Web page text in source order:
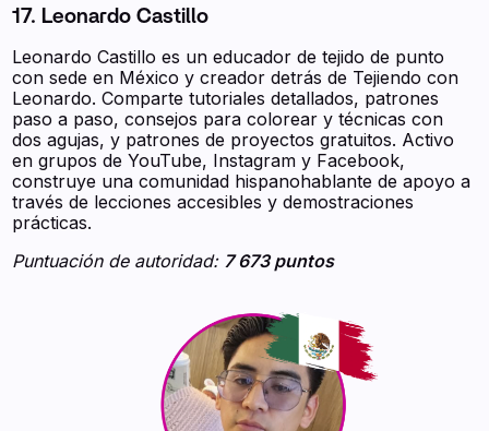
17. Leonardo Castillo
Leonardo Castillo es un educador de tejido de punto
con sede en México y creador detrás de Tejiendo con
Leonardo. Comparte tutoriales detallados, patrones
paso a paso, consejos para colorear y técnicas con
dos agujas, y patrones de proyectos gratuitos. Activo
en grupos de YouTube, Instagram y Facebook,
construye una comunidad hispanohablante de apoyo a
través de lecciones accesibles y demostraciones
prácticas.
Puntuación de autoridad: 7 673 puntos